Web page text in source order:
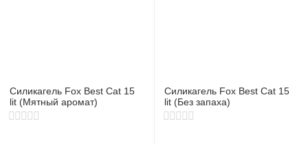
Силикагель Fox Best Cat 15
lit (Мятный аромат)
Силикагель Fox Best Cat 15
lit (Без запаха)